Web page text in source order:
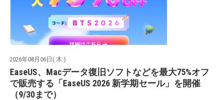
2026年08月06日( 木 )
EaseUS、Macデータ復旧ソフトなどを最大75%オフ
で販売する「EaseUS 2026 新学期セール」を開催
（9/30まで）